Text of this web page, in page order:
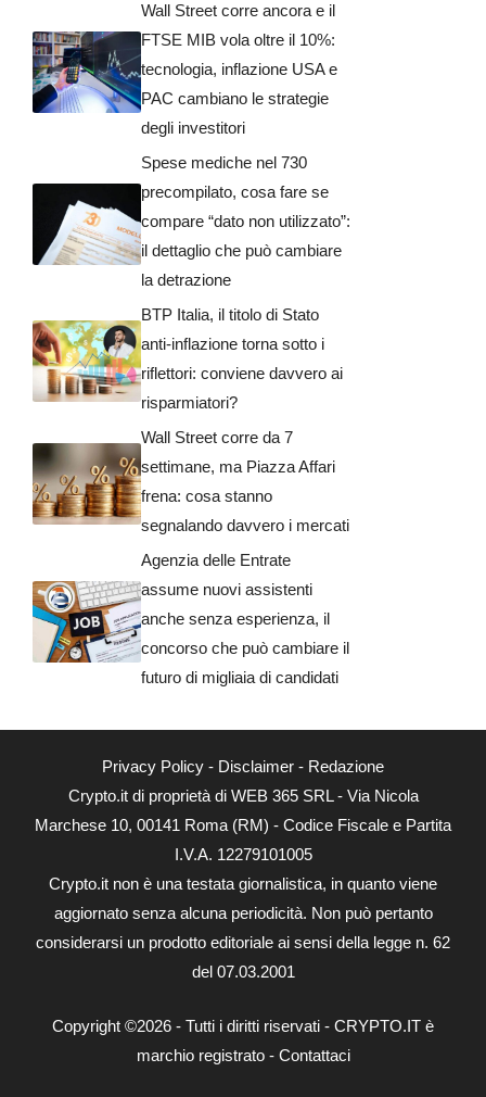
Wall Street corre ancora e il
FTSE MIB vola oltre il 10%:
tecnologia, inflazione USA e
PAC cambiano le strategie
degli investitori
Spese mediche nel 730
precompilato, cosa fare se
compare “dato non utilizzato”:
il dettaglio che può cambiare
la detrazione
BTP Italia, il titolo di Stato
anti-inflazione torna sotto i
riflettori: conviene davvero ai
risparmiatori?
Wall Street corre da 7
settimane, ma Piazza Affari
frena: cosa stanno
segnalando davvero i mercati
Agenzia delle Entrate
assume nuovi assistenti
anche senza esperienza, il
concorso che può cambiare il
futuro di migliaia di candidati
Privacy Policy - Disclaimer - Redazione
Crypto.it di proprietà di WEB 365 SRL - Via Nicola
Marchese 10, 00141 Roma (RM) - Codice Fiscale e Partita
I.V.A. 12279101005
Crypto.it non è una testata giornalistica, in quanto viene
aggiornato senza alcuna periodicità. Non può pertanto
considerarsi un prodotto editoriale ai sensi della legge n. 62
del 07.03.2001
Copyright ©2026 - Tutti i diritti riservati - CRYPTO.IT è
marchio registrato - Contattaci